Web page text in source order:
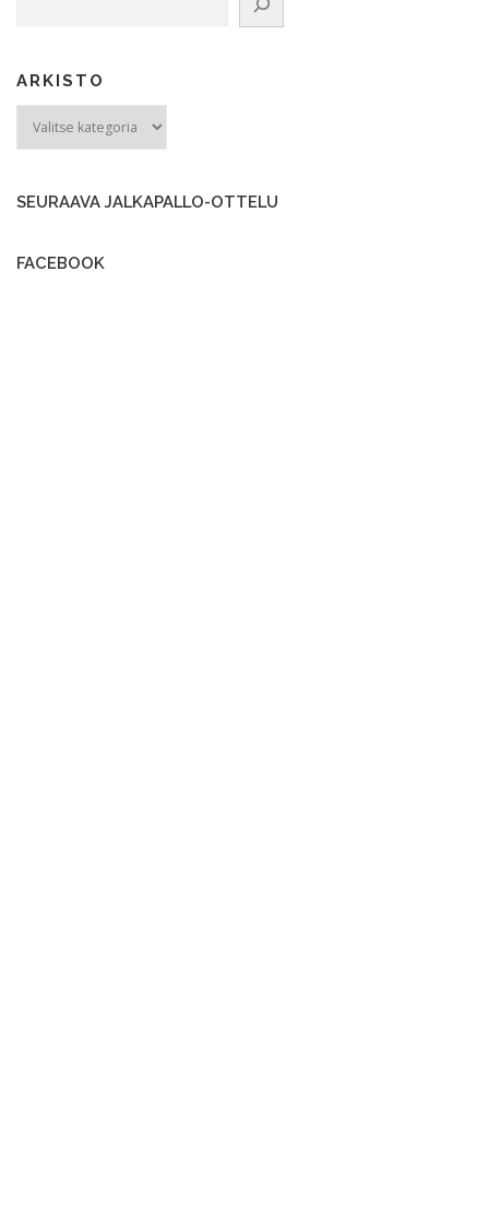
ARKISTO
SEURAAVA JALKAPALLO-OTTELU
FACEBOOK